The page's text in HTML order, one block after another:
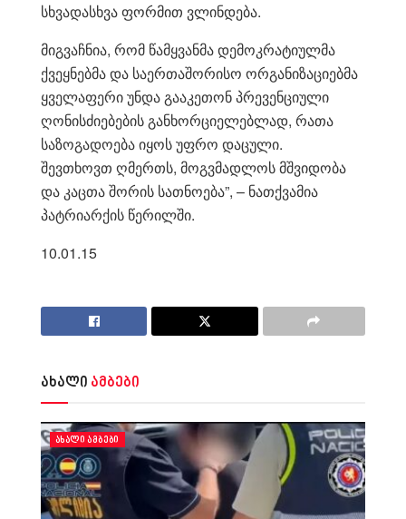
სხვადასხვა ფორმით ვლინდება.
მიგვაჩნია, რომ წამყვანმა დემოკრატიულმა
ქვეყნებმა და საერთაშორისო ორგანიზაციებმა
ყველაფერი უნდა გააკეთონ პრევენციული
ღონისძიებების განხორციელებლად, რათა
საზოგადოება იყოს უფრო დაცული.
შევთხოვთ ღმერთს, მოგვმადლოს მშვიდობა
და კაცთა შორის სათნოება”, – ნათქვამია
პატრიარქის წერილში.
10.01.15
ახალი ამბები
ᲐᲮᲐᲚᲘ ᲐᲛᲑᲔᲑᲘ